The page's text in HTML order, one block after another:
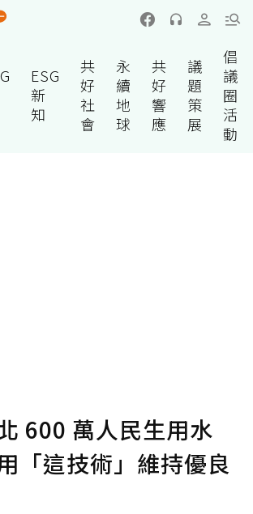
ESG
新
知
共
好
社
會
永
續
地
球
共
好
響
應
議
題
策
展
倡
議
圈
活
動
600 萬人民生用水
「這技術」維持優良